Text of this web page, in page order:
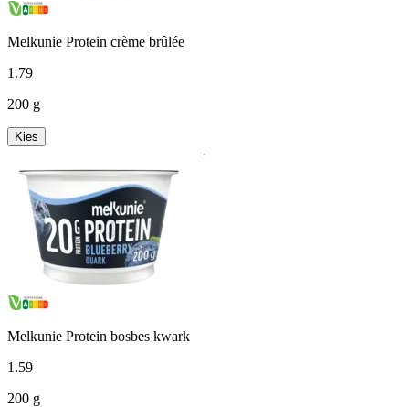
Melkunie Protein crème brûlée
1 .79
200 g
Kies
Melkunie Protein bosbes kwark
1 .59
200 g